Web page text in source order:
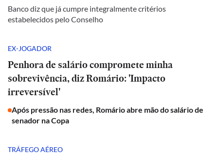
Banco diz que já cumpre integralmente critérios
estabelecidos pelo Conselho
EX-JOGADOR
Penhora de salário compromete minha
sobrevivência, diz Romário: 'Impacto
irreversível'
Após pressão nas redes, Romário abre mão do salário de
senador na Copa
TRÁFEGO AÉREO